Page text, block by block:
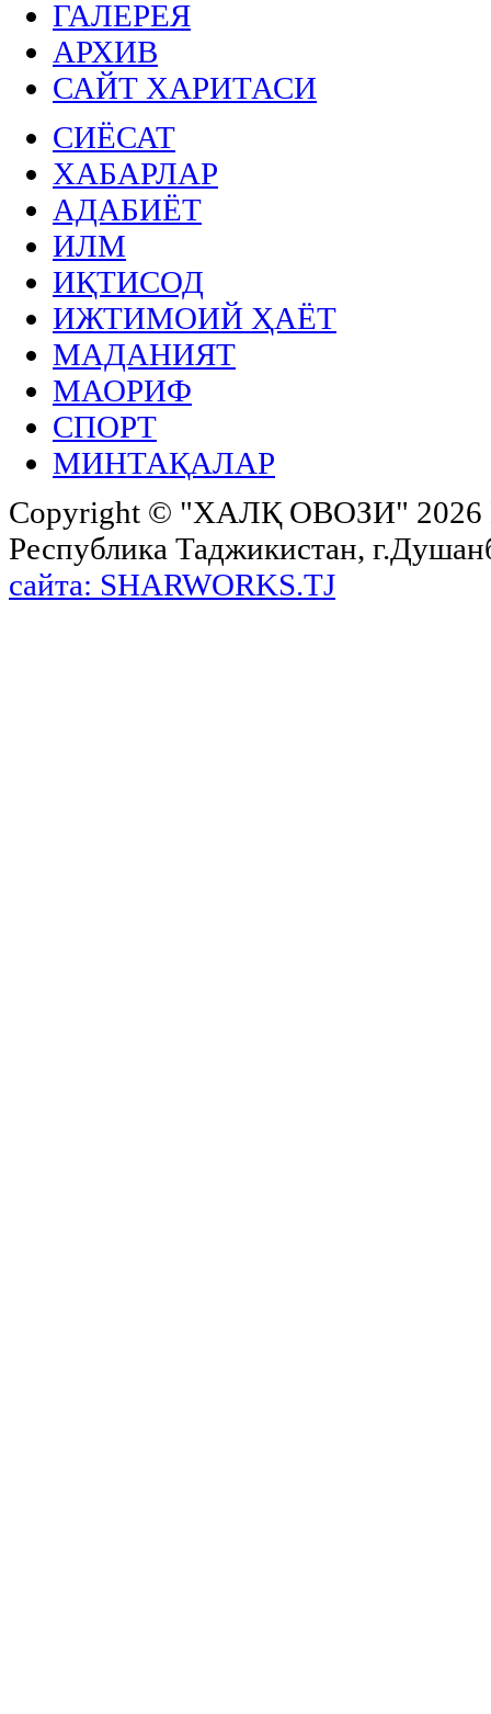
ГАЛЕРЕЯ
АРХИВ
САЙТ ХАРИТАСИ
СИЁСАТ
ХАБАРЛАР
АДАБИЁТ
ИЛМ
ИҚТИСОД
ИЖТИМОИЙ ҲАЁТ
МАДАНИЯТ
МАОРИФ
СПОРТ
МИНТАҚАЛАР
Copyright © "ХАЛҚ ОВОЗИ"
Республика Таджикистан,
сайта: SHARWORKS.TJ